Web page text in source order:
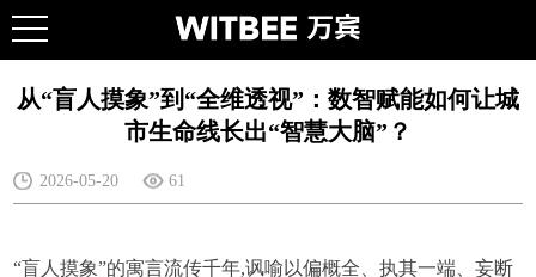
从“盲人摸象”到“全维透视”：数智赋能如何让城
市生命线长出“智慧大脑”？
2026-05-20 61
“盲人摸象”的寓言流传千年,讽喻以偏概全、执其一端、妄断